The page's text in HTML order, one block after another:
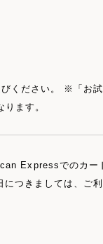
ください。 ※「お
ます。
Expressでのカー
つきましては、ご